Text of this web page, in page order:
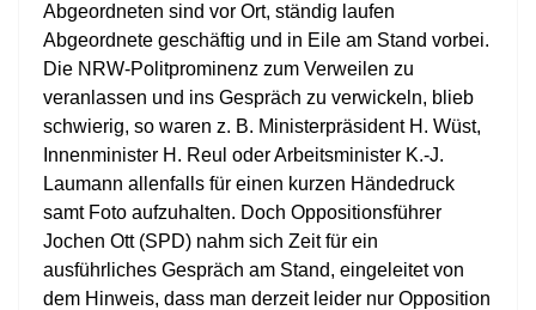
Abgeordneten sind vor Ort, ständig laufen
Abgeordnete geschäftig und in Eile am Stand vorbei.
Die NRW-Politprominenz zum Verweilen zu
veranlassen und ins Gespräch zu verwickeln, blieb
schwierig, so waren z. B. Ministerpräsident H. Wüst,
Innenminister H. Reul oder Arbeitsminister K.-J.
Laumann allenfalls für einen kurzen Händedruck
samt Foto aufzuhalten. Doch Oppositionsführer
Jochen Ott (SPD) nahm sich Zeit für ein
ausführliches Gespräch am Stand, eingeleitet von
dem Hinweis, dass man derzeit leider nur Opposition